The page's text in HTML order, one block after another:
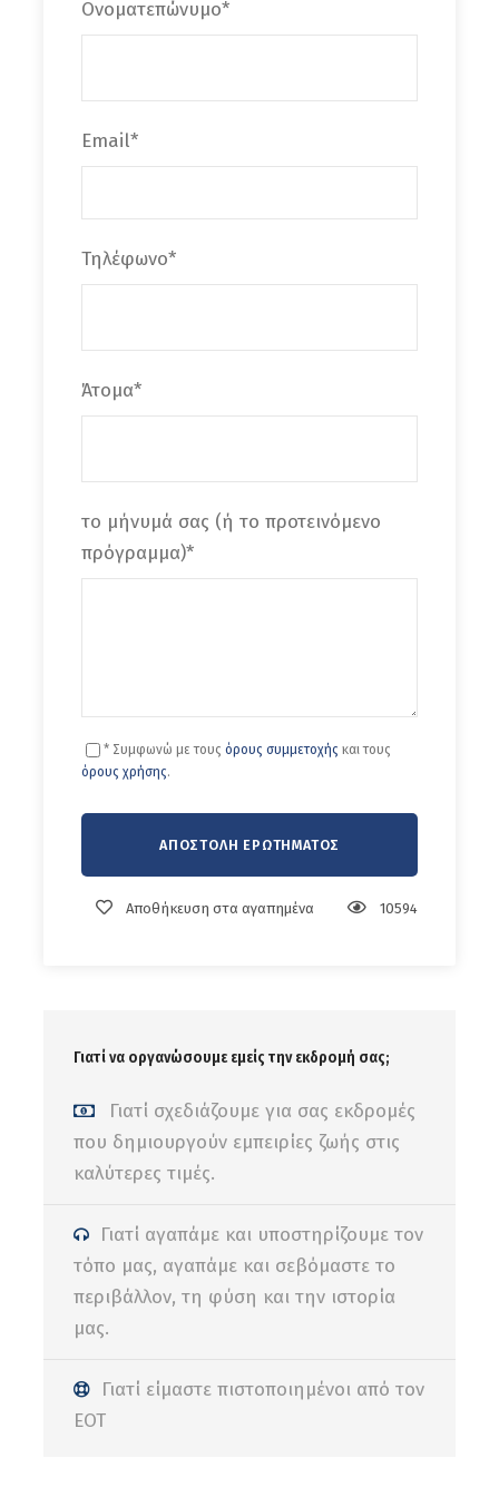
Ονοματεπώνυμο*
Email*
Τηλέφωνο*
Άτομα*
το μήνυμά σας (ή το προτεινόμενο
πρόγραμμα)*
* Συμφωνώ με τους όρους συμμετοχής και τους
όρους χρήσης.
Αποθήκευση στα αγαπημένα 10594
Γιατί να οργανώσουμε εμείς την εκδρομή σας;
Γιατί σχεδιάζουμε για σας εκδρομές
που δημιουργούν εμπειρίες ζωής στις
καλύτερες τιμές.
Γιατί αγαπάμε και υποστηρίζουμε τον
τόπο μας, αγαπάμε και σεβόμαστε το
περιβάλλον, τη φύση και την ιστορία
μας.
Γιατί είμαστε πιστοποιημένοι από τον
ΕΟΤ
λιμνούλες για μπάνιο ακόμα και στη διάρκεια
trekking καθώς δεν υπάρχει καλοσχηματισμένο
φαραγγιού όπου τρέχει νερό όλο το χρόνο.
Έτσι λοιπόν, η διάσχιση του συγκεκριμένου
φαραγγιού είναι ένα παιχνίδι με τα βράχια
Επίσης είναι πολύ στενό καθώς το πλάτος του
δροσερά νερά του. Η επιστροφή γίνεται προς
τα πίσω από το ίδιο μέρος.
Σημαντικές Πληροφορίες‼
Όταν θέλετε να κοιτάξετε γύρω,
σε αυτόν. Μην απομακρύνεστε από τους
Σεβόμαστε την πανίδα και χλωρίδα του
δρυμού (δεν ξεριζώνουμε , ούτε κόβουμε
φυτα/κλαδιά, άνθη κτλ)
Είναι απαραίτητο να είστε σε καλή
φυσική κατάσταση.Η εκδρομή δεν
συνιστάται για άτομα με ιστορικό
προβλημάτων στο γόνατο κτλ, υψηλή
πνευμονικά προβλήματα, για έγκυες
γυναίκες και για όσους πάσχουν από